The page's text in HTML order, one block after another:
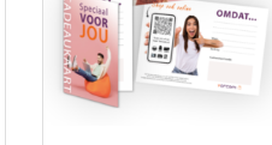
Bekijk meer informatie